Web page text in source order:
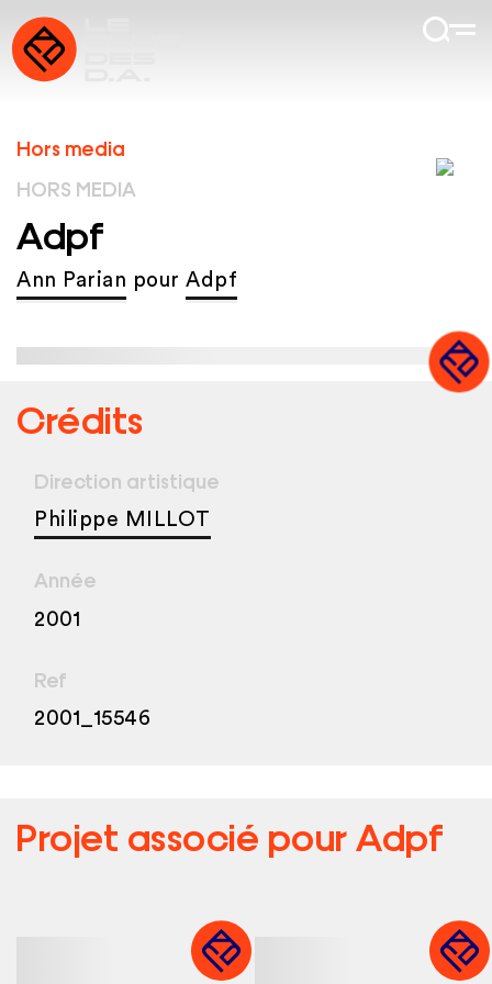
Hors media
HORS MEDIA
Adpf
Ann Parian pour Adpf
Crédits
Direction artistique
Philippe MILLOT
Année
2001
Ref
2001_15546
Projet associé pour Adpf